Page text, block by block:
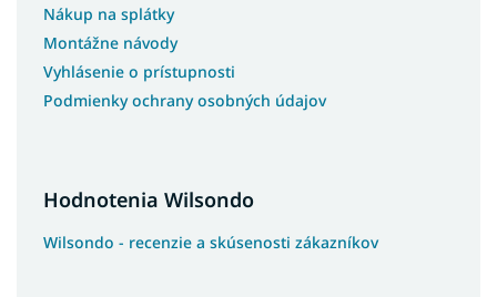
Nákup na splátky
Montážne návody
Vyhlásenie o prístupnosti
Podmienky ochrany osobných údajov
Hodnotenia Wilsondo
Wilsondo - recenzie a skúsenosti zákazníkov